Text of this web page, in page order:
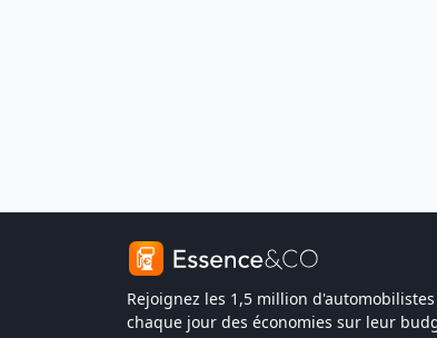
Rejoignez les 1,5 million
chaque jour des économies sur leur